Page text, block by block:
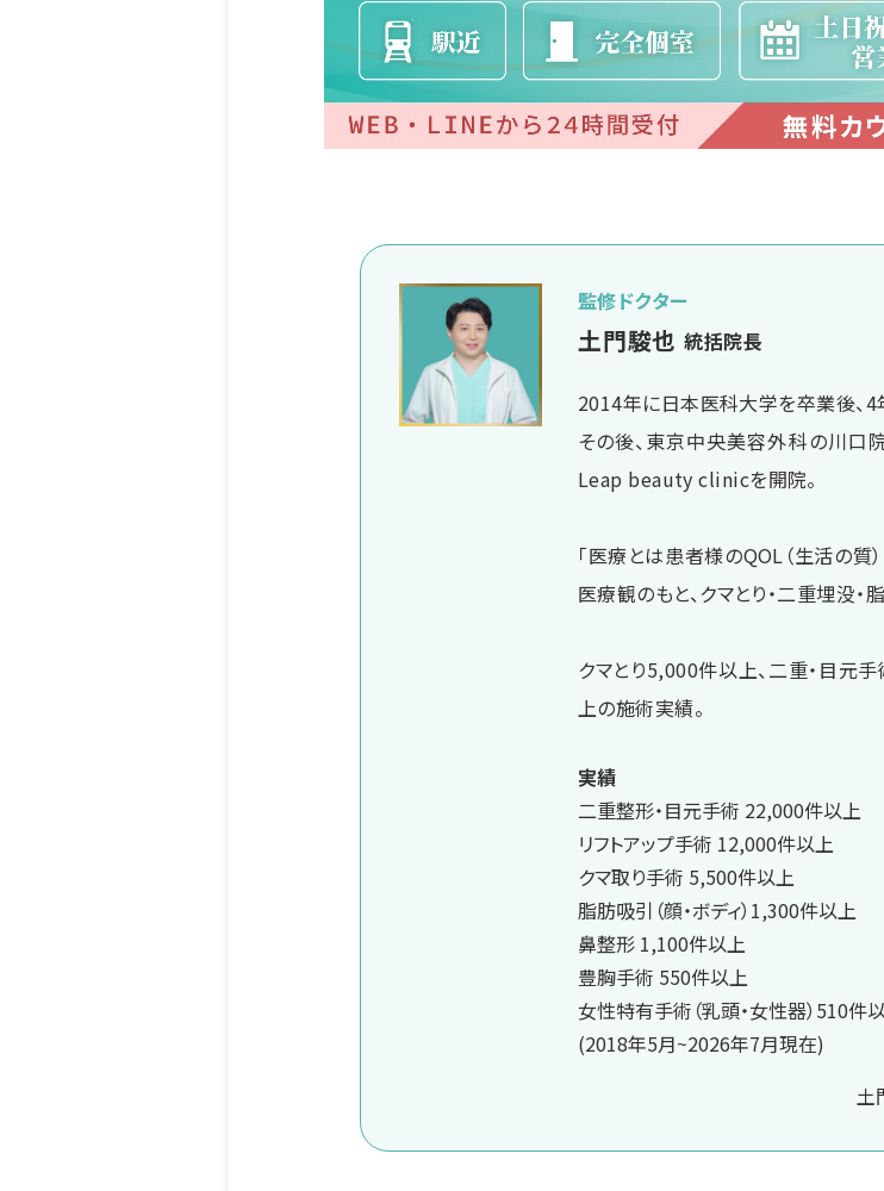
監修ドクター
土門駿也 統括院長
2014年に日本医科大学を卒業後、4
その後、東京中央美容外科の川口
Leap beauty clinicを開院。
「医療とは患者様のQOL（生活の質
医療観のもと、クマとり・二重埋没・
クマとり5,000件以上、二重・目元
上の施術実績。
実績
二重整形・目元手術 22,000件以上
リフトアップ手術 12,000件以上
クマ取り手術 5,500件以上
脂肪吸引（顔・ボディ）1,300件以上
鼻整形 1,100件以上
豊胸手術 550件以上
女性特有手術（乳頭・女性器）510件
(2018年5月~2026年7月現在)
土